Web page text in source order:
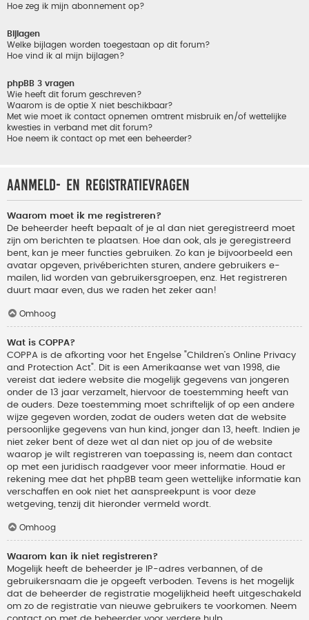
Hoe zeg ik mijn abonnement op?
Bijlagen
Welke bijlagen worden toegestaan op dit forum?
Hoe vind ik al mijn bijlagen?
phpBB 3 vragen
Wie heeft dit forum geschreven?
Waarom is de optie X niet beschikbaar?
Met wie moet ik contact opnemen omtrent misbruik en/of wettelijke
kwesties in verband met dit forum?
Hoe neem ik contact op met een beheerder?
Aanmeld- en registratievragen
Waarom moet ik me registreren?
De beheerder heeft bepaalt of je al dan niet geregistreerd moet
zijn om berichten te plaatsen. Hoe dan ook, als je geregistreerd
bent, kan je meer functies gebruiken. Zo kan je bijvoorbeeld een
avatar opgeven, privéberichten sturen, andere gebruikers e-
mailen, lid worden van gebruikersgroepen, enz. Het registreren
duurt maar even, dus we raden het zeker aan!
Omhoog
Wat is COPPA?
COPPA is de afkorting voor het Engelse "Children’s Online Privacy
and Protection Act". Dit is een Amerikaanse wet van 1998, die
vereist dat iedere website die mogelijk gegevens van jongeren
onder de 13 jaar verzamelt, hiervoor de toestemming heeft van
de ouders. Deze toestemming moet schriftelijk of op een andere
wijze gegeven worden, zodat de ouders weten dat de website
persoonlijke gegevens van hun kind, jonger dan 13, heeft. Indien je
niet zeker bent of deze wet al dan niet op jou of de website
waarop je wilt registreren van toepassing is, neem dan contact
op met een juridisch raadgever voor meer informatie. Houd er
rekening mee dat het phpBB team geen wettelijke informatie kan
verschaffen en ook niet het aanspreekpunt is voor deze
wetgeving, tenzij dit hieronder vermeld wordt.
Omhoog
Waarom kan ik niet registreren?
Mogelijk heeft de beheerder je IP-adres verbannen, of de
gebruikersnaam die je opgeeft verboden. Tevens is het mogelijk
dat de beheerder de registratie mogelijkheid heeft uitgeschakeld
om zo de registratie van nieuwe gebruikers te voorkomen. Neem